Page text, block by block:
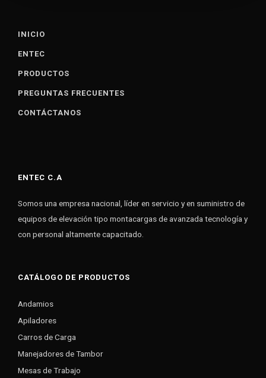
INICIO
ENTEC
PRODUCTOS
PREGUNTAS FRECUENTES
CONTÁCTANOS
ENTEC C.A
Somos una empresa nacional, líder en servicio y en suministro de
equipos de elevación tipo montacargas de avanzada tecnología y
con personal altamente capacitado.
CATÁLOGO DE PRODUCTOS
Andamios
Apiladores
Carros de Carga
Manejadores de Tambor
Mesas de Trabajo